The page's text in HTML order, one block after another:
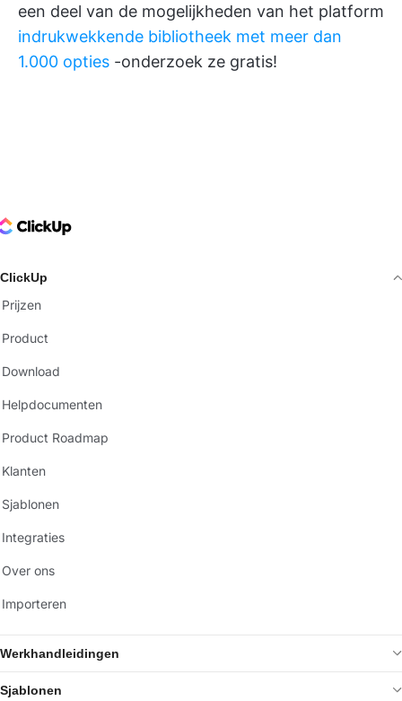
een deel van de mogelijkheden van het platform
indrukwekkende bibliotheek met meer dan
1.000 opties -onderzoek ze gratis!
Logo
ClickUp
Prijzen
Product
Download
Helpdocumenten
Product Roadmap
Klanten
Sjablonen
Integraties
Over ons
Importeren
Werkhandleidingen
Sjablonen